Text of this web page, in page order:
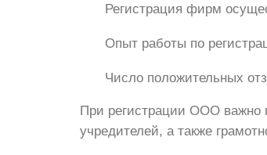
Регистрация фирм
Опыт работы по
Число положительных
При регистрации ООО важно
учредителей, а также